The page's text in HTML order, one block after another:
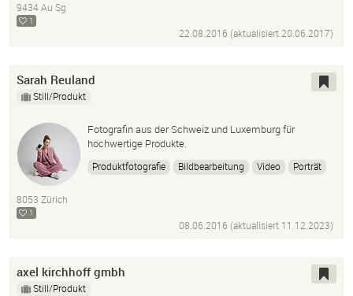
9434 Au Sg
1
22.08.2016 (aktualisiert20.06.2017)
Sarah Reuland
Still/Produkt
Fotografin aus der Schweiz und Luxemburg für
hochwertige Produkte.
Produktfotografie Bildbearbeitung Video
Porträt
8053 Zürich
1
08.06.2016 (aktualisiert 11.12.2023)
axel kirchhoff gmbh
Still/Produkt